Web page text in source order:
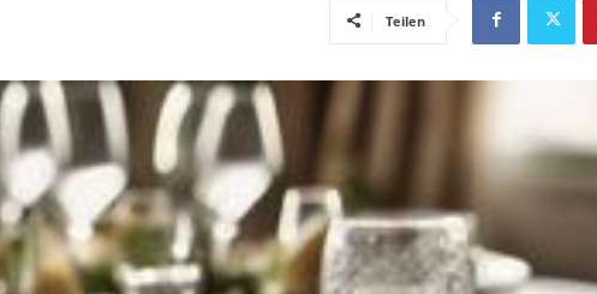
Teilen